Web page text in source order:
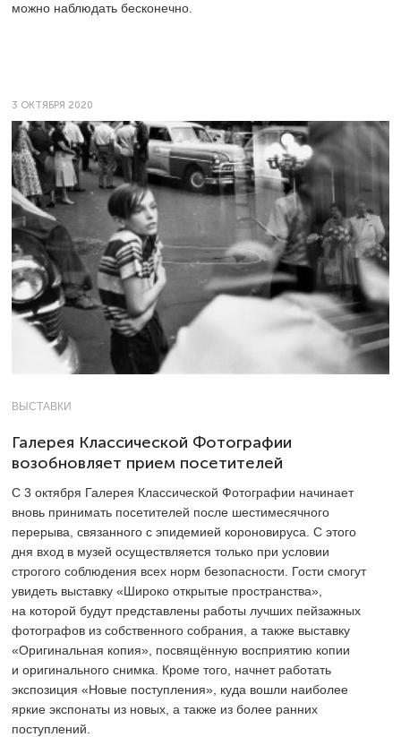
можно наблюдать бесконечно.
3 ОКТЯБРЯ 2020
ВЫСТАВКИ
Галерея Классической Фотографии
возобновляет прием посетителей
С 3 октября Галерея Классической Фотографии начинает
вновь принимать посетителей после шестимесячного
перерыва, связанного с эпидемией короновируса. С этого
дня вход в музей осуществляется только при условии
строгого соблюдения всех норм безопасности. Гости смогут
увидеть выставку «Широко открытые пространства»,
на которой будут представлены работы лучших пейзажных
фотографов из собственного собрания, а также выставку
«Оригинальная копия», посвящённую восприятию копии
и оригинального снимка. Кроме того, начнет работать
экспозиция «Новые поступления», куда вошли наиболее
яркие экспонаты из новых, а также из более ранних
поступлений.